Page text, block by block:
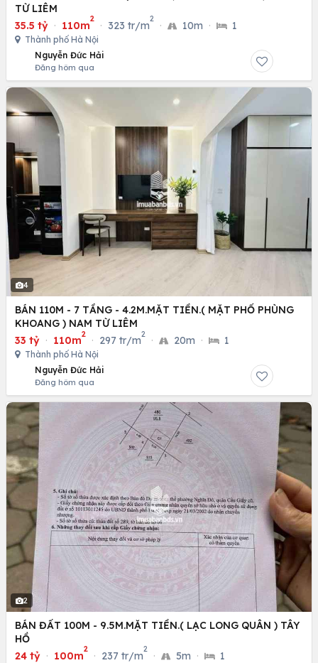
TỪ LIÊM
35.5 tỷ · 110m
2
· 323 tr/m
2
· 10m · 1
Thành phố Hà Nội
Nguyễn Đức Hải
Đăng hôm qua
4
BÁN 110M - 7 TẦNG - 4.2M.MẶT TIỀN.( MẶT PHỐ PHÙNG
KHOANG ) NAM TỪ LIÊM
33 tỷ · 110m
2
· 297 tr/m
2
· 20m · 1
Thành phố Hà Nội
Nguyễn Đức Hải
Đăng hôm qua
2
BÁN ĐẤT 100M - 9.5M.MẶT TIỀN.( LẠC LONG QUÂN ) TÂY
HỒ
24 tỷ · 100m
2
· 237 tr/m
2
· 5m · 1